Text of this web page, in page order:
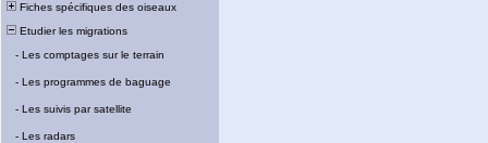
Fiches spécifiques des oiseaux
Etudier les migrations
- Les comptages sur le terrain
- Les programmes de baguage
- Les suivis par satellite
- Les radars